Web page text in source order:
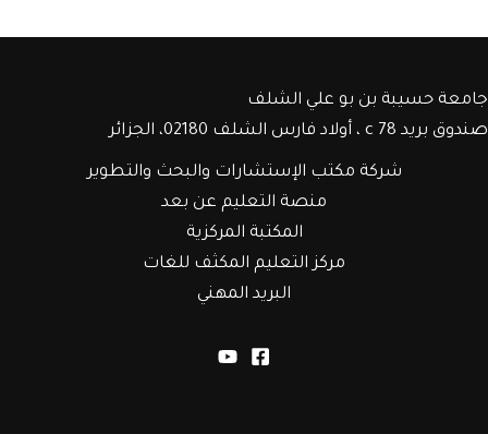
جامعة حسيبة بن بو علي الشلف
صندوق بريد c 78 ، أولاد فارس الشلف 02180، الجزائر
شركة مكتب الإستشارات والبحث والتطوير
منصة التعليم عن بعد
المكتبة المركزية
مركز التعليم المكثف للغات
البريد المهني